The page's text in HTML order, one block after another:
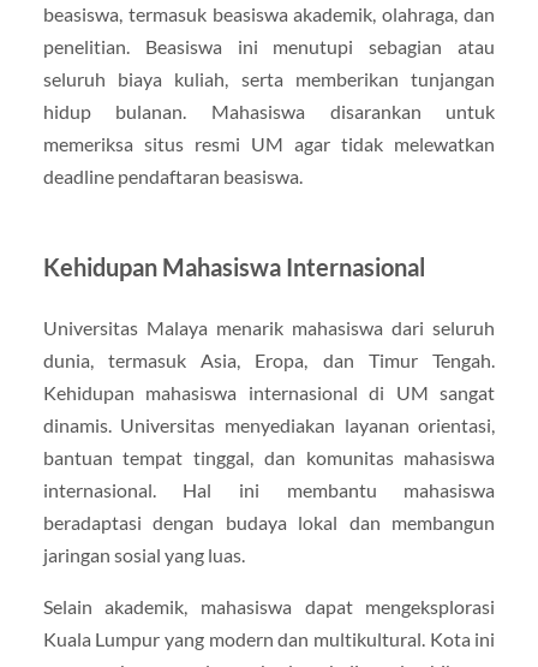
beasiswa, termasuk beasiswa akademik, olahraga, dan
penelitian. Beasiswa ini menutupi sebagian atau
seluruh biaya kuliah, serta memberikan tunjangan
hidup bulanan. Mahasiswa disarankan untuk
memeriksa situs resmi UM agar tidak melewatkan
deadline pendaftaran beasiswa.
Kehidupan Mahasiswa Internasional
Universitas Malaya menarik mahasiswa dari seluruh
dunia, termasuk Asia, Eropa, dan Timur Tengah.
Kehidupan mahasiswa internasional di UM sangat
dinamis. Universitas menyediakan layanan orientasi,
bantuan tempat tinggal, dan komunitas mahasiswa
internasional. Hal ini membantu mahasiswa
beradaptasi dengan budaya lokal dan membangun
jaringan sosial yang luas.
Selain akademik, mahasiswa dapat mengeksplorasi
Kuala Lumpur yang modern dan multikultural. Kota ini